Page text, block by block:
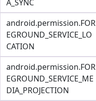
A_SYNC
android.permission.FOR
EGROUND_SERVICE_LO
CATION
android.permission.FOR
EGROUND_SERVICE_ME
DIA_PROJECTION